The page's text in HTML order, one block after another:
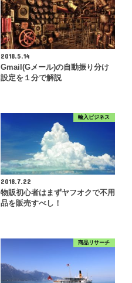
2018.5.14
Gmail(Gメール)の自動振り分け
設定を１分で解説
輸入ビジネス
2018.7.22
物販初心者はまずヤフオクで不用
品を販売すべし！
商品リサーチ